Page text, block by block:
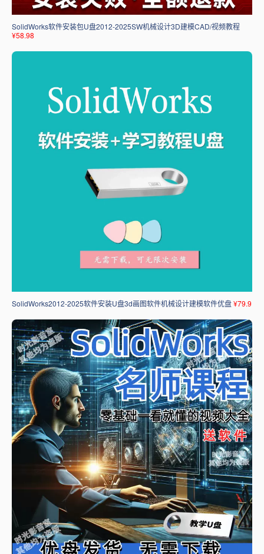
SolidWorks软件安装包U盘2012-2025SW机械设计3D建模CAD/视频教程
¥58.98
SolidWorks2012-2025软件安装U盘3d画图软件机械设计建模软件优盘¥79.9